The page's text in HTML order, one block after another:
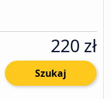
220 zł
Szukaj